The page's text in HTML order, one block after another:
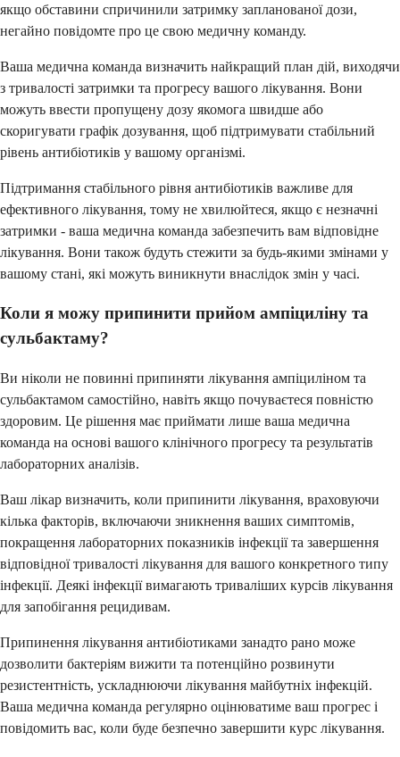
якщо обставини спричинили затримку запланованої дози,
негайно повідомте про це свою медичну команду.
Ваша медична команда визначить найкращий план дій, виходячи
з тривалості затримки та прогресу вашого лікування. Вони
можуть ввести пропущену дозу якомога швидше або
скоригувати графік дозування, щоб підтримувати стабільний
рівень антибіотиків у вашому організмі.
Підтримання стабільного рівня антибіотиків важливе для
ефективного лікування, тому не хвилюйтеся, якщо є незначні
затримки - ваша медична команда забезпечить вам відповідне
лікування. Вони також будуть стежити за будь-якими змінами у
вашому стані, які можуть виникнути внаслідок змін у часі.
Коли я можу припинити прийом ампіциліну та
сульбактаму?
Ви ніколи не повинні припиняти лікування ампіциліном та
сульбактамом самостійно, навіть якщо почуваєтеся повністю
здоровим. Це рішення має приймати лише ваша медична
команда на основі вашого клінічного прогресу та результатів
лабораторних аналізів.
Ваш лікар визначить, коли припинити лікування, враховуючи
кілька факторів, включаючи зникнення ваших симптомів,
покращення лабораторних показників інфекції та завершення
відповідної тривалості лікування для вашого конкретного типу
інфекції. Деякі інфекції вимагають триваліших курсів лікування
для запобігання рецидивам.
Припинення лікування антибіотиками занадто рано може
дозволити бактеріям вижити та потенційно розвинути
резистентність, ускладнюючи лікування майбутніх інфекцій.
Ваша медична команда регулярно оцінюватиме ваш прогрес і
повідомить вас, коли буде безпечно завершити курс лікування.